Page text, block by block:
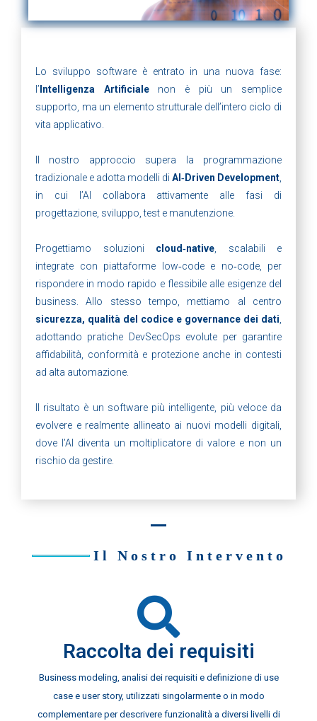
Lo sviluppo software è entrato in una nuova fase:
l’ Intelligenza Artificialenon è più un semplice
supporto, ma un elemento strutturale dell’intero ciclo di
vita applicativo.
Il nostro approccio supera la programmazione
tradizionale e adotta modelli di AI‑Driven Development
in cui l’AI collabora attivamente alle fasi di
progettazione, sviluppo, test e manutenzione.
Progettiamo soluzioni cloud‑native , scalabili e
integrate con piattaforme low‑code e no‑code, per
rispondere in modo rapido e flessibile alle esigenze del
business. Allo stesso tempo, mettiamo al centro
sicurezza, qualità del codice e governance dei dati
adottando pratiche DevSecOps evolute per garantire
affidabilità, conformità e protezione anche in contesti
ad alta automazione.
Il risultato è un software più intelligente, più veloce da
evolvere e realmente allineato ai nuovi modelli digitali,
dove l’AI diventa un moltiplicatore di valore e non un
rischio da gestire.
Il Nostro Intervento
Raccolta dei requisiti
Business modeling, analisi dei requisiti e definizione di use
case e user story, utilizzati singolarmente o in modo
complementare per descrivere funzionalità a diversi livelli di